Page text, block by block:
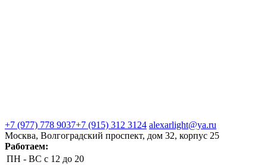
+7 (977) 778 9037+7 (915) 312 3124 alexarlight@ya.ru
Москва, Волгоградский проспект, дом 32, корпус 25
Работаем:
ПН - ВС с 12 до 20